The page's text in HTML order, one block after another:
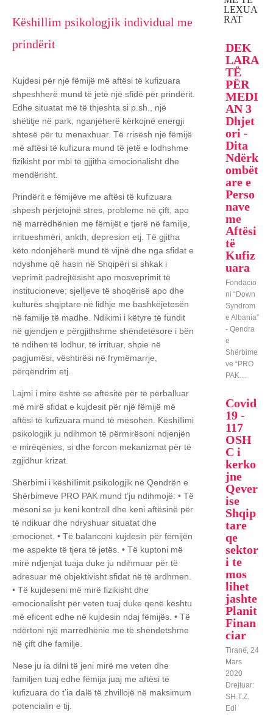
Këshillim psikologjik individual me
prindërit
Kujdesi për një fëmijë më aftësi të kufizuara
shpeshherë mund të jetë një sfidë për prindërit.
Edhe situatat më të thjeshta si p.sh., një
shëtitje në park, nganjëherë kërkojnë energji
shtesë për tu menaxhuar. Të rrisësh një fëmijë
më aftësi të kufizura mund të jetë e lodhshme
fizikisht por mbi të gjjitha emocionalisht dhe
mendërisht.
Prindërit e fëmijëve me aftësi të kufizuara
shpesh përjetojnë stres, probleme në çift, apo
në marrëdhënien me fëmijët e tjerë në familje,
irritueshmëri, ankth, depresion etj. Të gjitha
këto ndonjëherë mund të vijnë dhe nga sfidat e
ndyshme që hasin në Shqipëri si shkak i
veprimit padrejtësisht apo mosveprimit të
institucioneve; sjelljeve të shoqërisë apo dhe
kulturës shqiptare në lidhje me bashkëjetesën
në familje të madhe. Ndikimi i këtyre të fundit
në gjendjen e përgjithshme shëndetësore i bën
të ndihen të lodhur, të irrituar, shpie në
pagjumësi, vështirësi në frymëmarrje,
përqëndrim etj.
Lajmi i mire është se aftësitë për të përballuar
më mirë sfidat e kujdesit për një fëmijë më
aftësi të kufizuara mund të mësohen. Këshillimi
psikologjik ju ndihmon të përmirësoni ndjenjën
e mirëqënies, si dhe forcon mekanizmat për të
zgjidhur krizat.
Shërbimi i këshillimit psikologjik në Qendrën e
Shërbimeve PRO PAK mund t’ju ndihmojë: • Të
mësoni se ju keni kontroll dhe keni aftësinë për
të ndikuar dhe ndryshuar situatat dhe
emocionet. • Të balanconi kujdesin për fëmijën
me aspekte të tjera të jetës. • Të kuptoni më
mirë ndjenjat tuaja duke ju ndihmuar për të
adresuar më objektivisht sfidat në të ardhmen.
• Të kujdeseni më mirë fizikisht dhe
emocionalisht për veten tuaj duke qenë kështu
më eficent edhe në kujdesin ndaj fëmijës. • Të
ndërtoni një marrëdhënie më të shëndetshme
në çift dhe familje.
Nese ju ia dilni të jeni mirë me veten dhe
familjen tuaj edhe fëmija juaj me aftësi të
kufizuara do t’ia dalë të zhvillojë në maksimum
potencialin e tij.
LEXUA
RAT
DEK
LARA
TË
PËR
MEDI
AN 3
Dhjet
ori -
Dita
Ndërk
ombët
are e
Perso
nave
me
Aftësi
të
Kufiz
uara
Fondacio
ni “Down
Syndrom
e Albania”
- Qendra
e
Shërbime
ve “PRO
PAK…
Covid
19 -
117
OSH
C i
kerko
jne
Qever
ise
Shqip
tare
qe
sektor
i te
mos
lihet
jashte
Planit
Finan
ciar
Tiranë, 24
Mars
2020
Drejtuar:
SH.T.Z.
Edi